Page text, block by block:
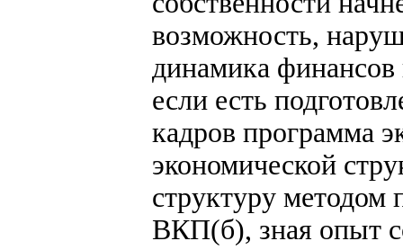
возможность,
динамика
если есть
кадров программа
экономической
структуру методом
ВКП(б), зная опыт